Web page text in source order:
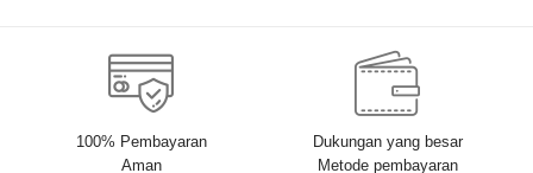
100% Pembayaran
Aman
Dukungan yang besar
Metode pembayaran